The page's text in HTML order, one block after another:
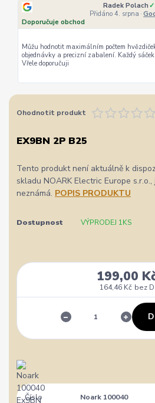
Radek Polach ✓
Přidáno 4. srpna ·
Doporučuje obchod
Můžu hodnotit maximálním počtem
objednávky a precizní zabalení. Každý sáček
Vřele doporučuji
Ohodnotit produkt
EX9BN 2P B25
Tento produkt není aktuálně k
skladu NOARK Electric Europe
neznámá. POPIS PRODUKTU
Dostupnost VÝPRODEJ 1KS
199,00
164,46 Kč bez
Číslo
Noark 100040